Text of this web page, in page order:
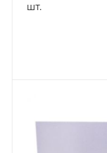
шт.